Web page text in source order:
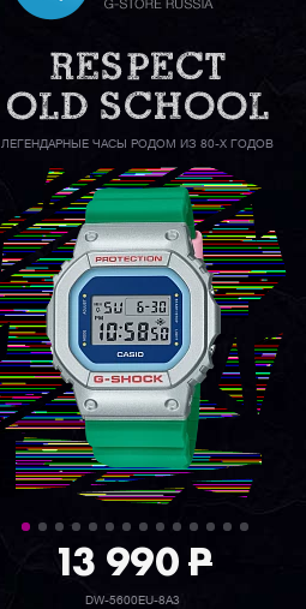
ЛЕГЕНДАРНЫЕ ЧАСЫ РОДОМ ИЗ 80-Х ГОДОВ
39 990P
GW-B5600BC-1B